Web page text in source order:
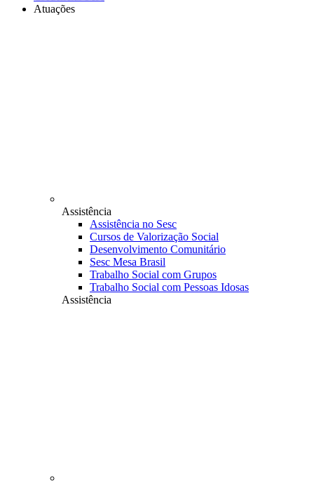
Atuações
Assistência
Assistência no Sesc
Cursos de Valorização Social
Desenvolvimento Comunitário
Sesc Mesa Brasil
Trabalho Social com Grupos
Trabalho Social com Pessoas Idosas
Assistência